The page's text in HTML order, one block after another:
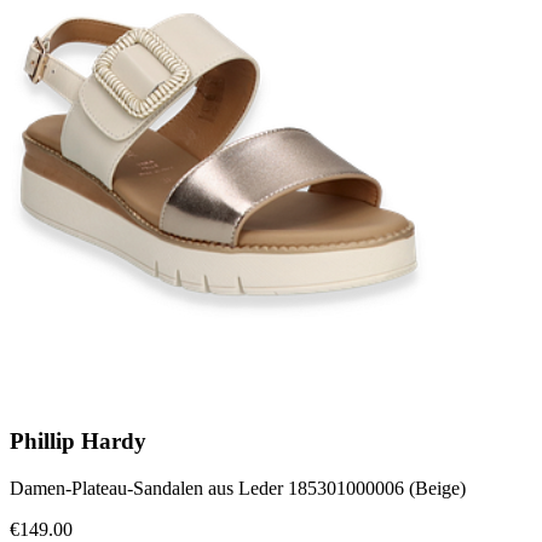
Phillip Hardy
Damen-Plateau-Sandalen aus Leder 185301000006 (Beige)
€149.00